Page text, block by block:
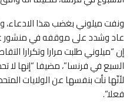
ونفت ميلوني بغضب هذا الادعاء،
عاد وشدد على موقفه في منشور
إن “ميلوني طلبت مرارا وتكرارا
السبع في فرنسا”، مضيفا “إنها لا
لأنّها نأت بنفسها عن الولايات
فعلا”.